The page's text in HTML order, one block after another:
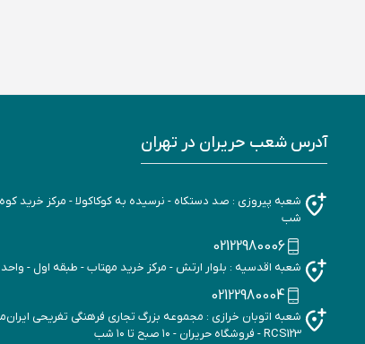
آدرس شعب حریران در تهران
شب
02122980006
شعبه اقدسیه : بلوار ارتش - مرکز خرید مهتاب - طبقه اول - واحد ۴۴ - ۱۰ صبح تا ۱۰ شب
02122980004
RCS123 - فروشگاه حریران - ۱۰ صبح تا ۱۰ شب